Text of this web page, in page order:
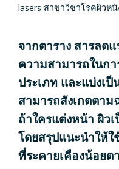
lasers สาขาวิชาโรคผิวห
จากตาราง สารลด
ความสามารถในก
ประเภท และแบ่งเ
สามารถสังเกตตา
ถ้าใครแต่งหน้า ผิว
โดยสรุปแนะนำให้ใ
ที่ระคายเคืองน้อย